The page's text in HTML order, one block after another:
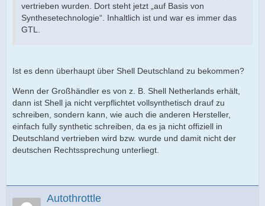
vertrieben wurden. Dort steht jetzt „auf Basis von
Synthesetechnologie“. Inhaltlich ist und war es immer das
GTL.
Ist es denn überhaupt über Shell Deutschland zu bekommen?
Wenn der Großhändler es von z. B. Shell Netherlands erhält,
dann ist Shell ja nicht verpflichtet vollsynthetisch drauf zu
schreiben, sondern kann, wie auch die anderen Hersteller,
einfach fully synthetic schreiben, da es ja nicht offiziell in
Deutschland vertrieben wird bzw. wurde und damit nicht der
deutschen Rechtssprechung unterliegt.
Autothrottle